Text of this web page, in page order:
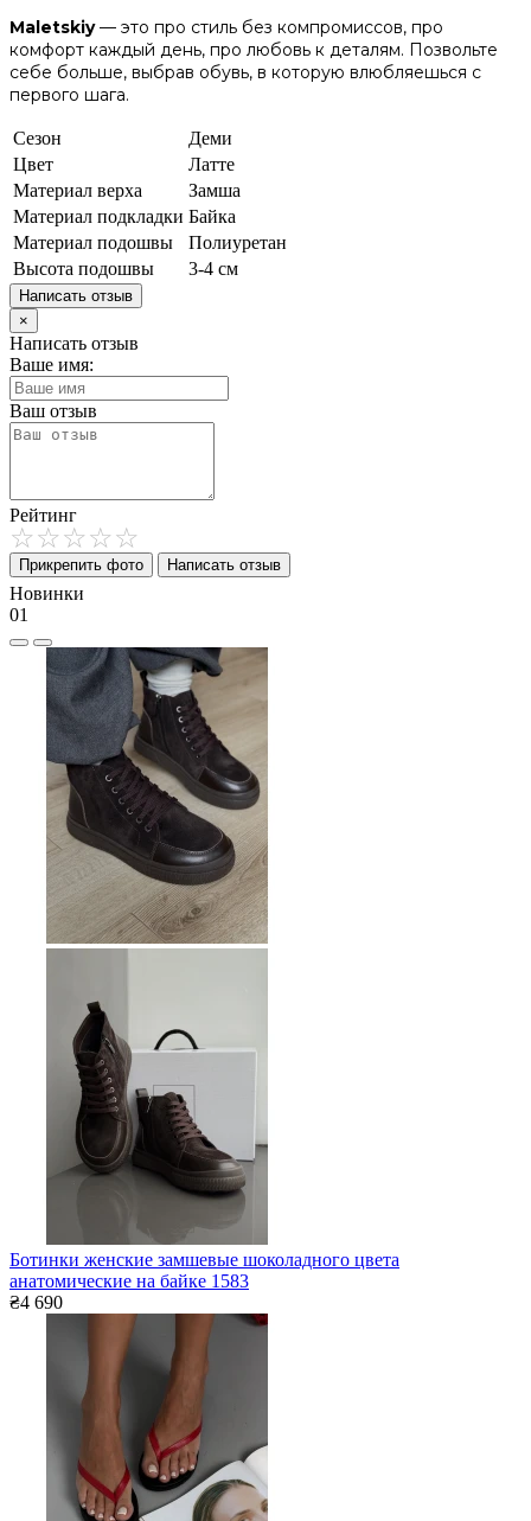
Maletskiy— это про стиль без компромиссов, про
комфорт каждый день, про любовь к деталям. Позвольте
себе больше, выбрав обувь, в которую влюбляешься с
первого шага.
Сезон
Деми
Цвет
Латте
Материал верха
Замша
Материал подкладки Байка
Материал подошвы
Полиуретан
Высота подошвы
3-4 см
Написать отзыв
×
Написать отзыв
Ваше имя:
Ваш отзыв
Рейтинг
Прикрепить фото Написать отзыв
Новинки
01
Ботинки женские замшевые шоколадного цвета
анатомические на байке 1583
₴4 690